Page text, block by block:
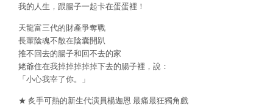
我的人生，跟腸子一起卡在蛋蛋裡！
天龍富三代的財產爭奪戰
長輩陰魂不散在陰囊開趴
推不回去的腸子和回不去的家
姥爺住在我掉掉掉掉掉下去的腸子裡，說：
「小心我宰了你。」
★ 炙手可熱的新生代演員楊迦恩 最痛最狂獨角戲